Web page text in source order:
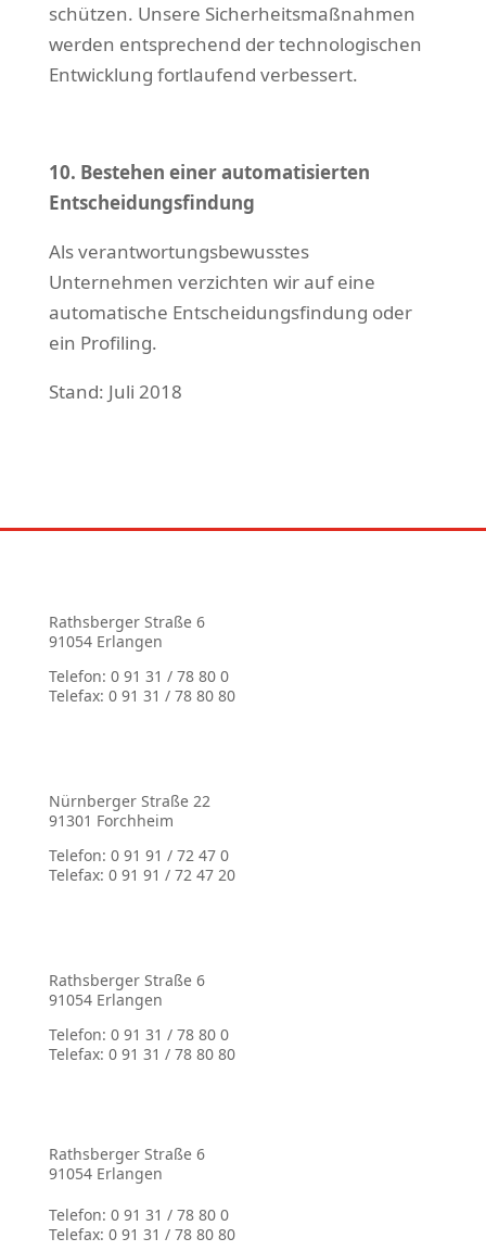
schützen. Unsere Sicherheitsmaßnahmen
werden entsprechend der technologischen
Entwicklung fortlaufend verbessert.
10. Bestehen einer automatisierten
Entscheidungsfindung
Als verantwortungsbewusstes
Unternehmen verzichten wir auf eine
automatische Entscheidungsfindung oder
ein Profiling.
Stand: Juli 2018
Rathsberger Straße 6
91054 Erlangen
Telefon: 0 91 31 / 78 80 0
Telefax: 0 91 31 / 78 80 80
Nürnberger Straße 22
91301 Forchheim
Telefon: 0 91 91 / 72 47 0
Telefax: 0 91 91 / 72 47 20
Rathsberger Straße 6
91054 Erlangen
Telefon: 0 91 31 / 78 80 0
Telefax: 0 91 31 / 78 80 80
Rathsberger Straße 6
91054 Erlangen
Telefon: 0 91 31 / 78 80 0
Telefax: 0 91 31 / 78 80 80